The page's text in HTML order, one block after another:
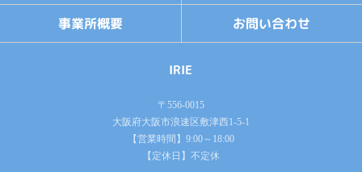
事業所概要 お問い合わせ
IRIE
〒556-0015
大阪府大阪市浪速区敷津西1-5-1
【営業時間】9:00～18:00
【定休日】不定休